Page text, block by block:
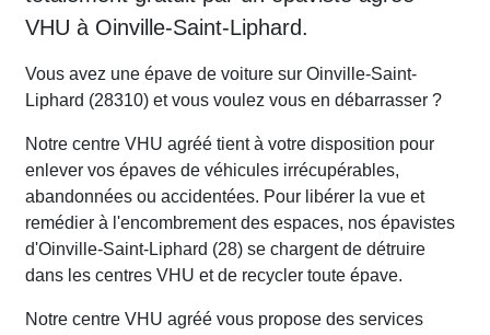
VHU à Oinville-Saint-Liphard.
Vous avez une épave de voiture sur Oinville-Saint-
Liphard (28310) et vous voulez vous en débarrasser ?
Notre centre VHU agréé tient à votre disposition pour
enlever vos épaves de véhicules irrécupérables,
abandonnées ou accidentées. Pour libérer la vue et
remédier à l'encombrement des espaces, nos épavistes
d'Oinville-Saint-Liphard (28) se chargent de détruire
dans les centres VHU et de recycler toute épave.
Notre centre VHU agréé vous propose des services